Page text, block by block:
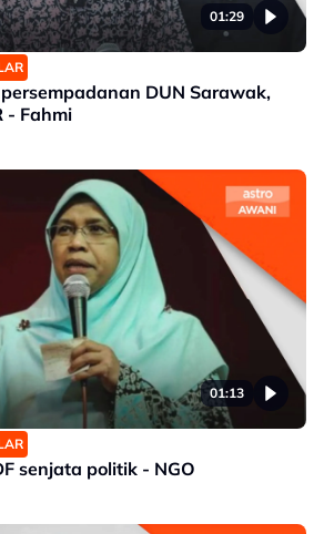
01:29
DUN Sarawak,
- Fahmi
01:13
senjata politik - NGO